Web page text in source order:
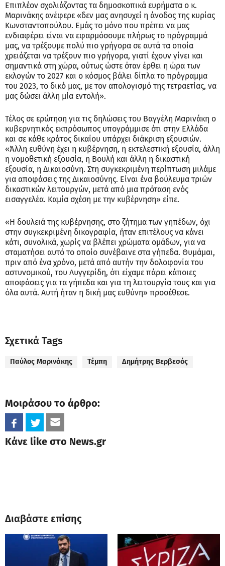
Επιπλέον σχολιάζοντας τα δημοσκοπικά ευρήματα ο κ.
Μαρινάκης ανέφερε «δεν μας ανησυχεί η άνοδος της κυρίας
Κωνσταντοπούλου. Εμάς το μόνο που πρέπει να μας
ενδιαφέρει είναι να εφαρμόσουμε πλήρως το πρόγραμμά
μας, να τρέξουμε πολύ πιο γρήγορα σε αυτά τα οποία
χρειάζεται να τρέξουν πιο γρήγορα, γιατί έχουν γίνει και
σημαντικά στη χώρα, ούτως ώστε όταν έρθει η ώρα των
εκλογών το 2027 και ο κόσμος βάλει δίπλα το πρόγραμμα
του 2023, το δικό μας, με τον απολογισμό της τετραετίας, να
μας δώσει άλλη μία εντολή».
Τέλος σε ερώτηση για τις δηλώσεις του Βαγγέλη Μαρινάκη ο
κυβερνητικός εκπρόσωπος υπογράμμισε ότι στην Ελλάδα
και σε κάθε κράτος δικαίου υπάρχει διάκριση εξουσιών.
«Άλλη ευθύνη έχει η κυβέρνηση, η εκτελεστική εξουσία, άλλη
η νομοθετική εξουσία, η Βουλή και άλλη η δικαστική
εξουσία, η Δικαιοσύνη. Στη συγκεκριμένη περίπτωση μιλάμε
για αποφάσεις της Δικαιοσύνης. Είναι ένα βούλευμα τριών
δικαστικών λειτουργών, μετά από μια πρόταση ενός
εισαγγελέα. Καμία σχέση με την κυβέρνηση» είπε.
«Η δουλειά της κυβέρνησης, στο ζήτημα των γηπέδων, όχι
στην συγκεκριμένη δικογραφία, ήταν επιτέλους να κάνει
κάτι, συνολικά, χωρίς να βλέπει χρώματα ομάδων, για να
σταματήσει αυτό το οποίο συνέβαινε στα γήπεδα. Θυμάμαι,
πριν από ένα χρόνο, μετά από αυτήν την δολοφονία του
αστυνομικού, του Λυγγερίδη, ότι είχαμε πάρει κάποιες
αποφάσεις για τα γήπεδα και για τη λειτουργία τους και για
όλα αυτά. Αυτή ήταν η δική μας ευθύνη» προσέθεσε.
Σχετικά Tags
Παύλος Μαρινάκης Τέμπη Δημήτρης Βερβεσός
Μοιράσου το άρθρο:
Κάνε like στο News.gr
Διαβάστε επίσης